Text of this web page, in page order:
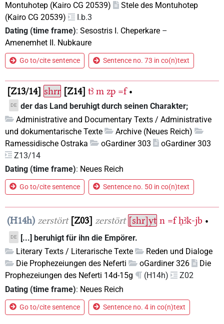
Montuhotep (Kairo CG 20539)
Stele des Montuhotep
(Kairo CG 20539)
I.b.3
Dating (time frame): Sesostris I. Cheperkare –
Amenemhet II. Nubkaure
Go to/cite sentence Sentence no. 73 in co(n)text
Z13/14 shrr Z14 tꜣ m zp =f •
DE der das Land beruhigt durch seinen Charakter;
Administrative and Documentary Texts / Administrative
und dokumentarische Texte
Archive (Neues Reich)
Ramessidische Ostraka
oGardiner 303
oGardiner 303
Z13/14
Dating (time frame): Neues Reich
Go to/cite sentence Sentence no. 50 in co(n)text
H14h zerstört Z03 zerstört [shr]yt n =f ẖꜣk-jb •
DE
[...] beruhigt für ihn die Empörer.
Literary Texts / Literarische Texte
Reden und Dialoge
Die Prophezeiungen des Neferti
oGardiner 326
Die
Prophezeiungen des Neferti 14d-15g
(H14h)
Z02
Dating (time frame): Neues Reich
Go to/cite sentence Sentence no. 4 in co(n)text